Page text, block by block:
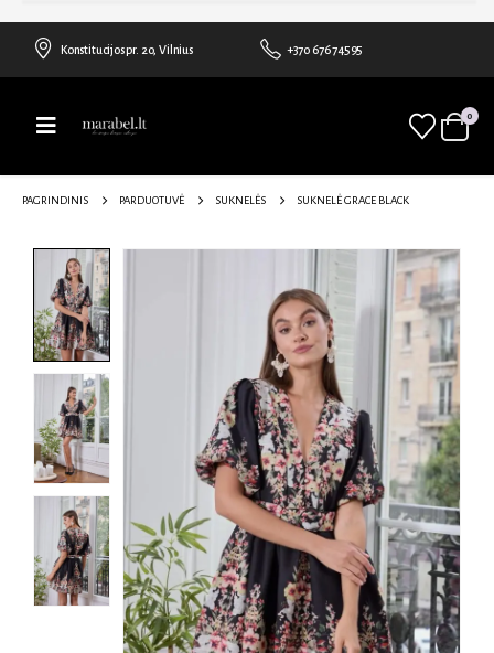
Konstitucijos pr. 20, Vilnius +370 676 74595
0
PAGRINDINIS PARDUOTUVĖ SUKNELĖS SUKNELĖ GRACE BLACK